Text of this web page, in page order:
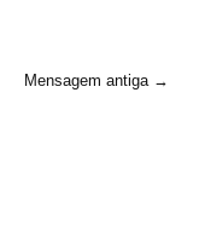
Mensagem antiga →